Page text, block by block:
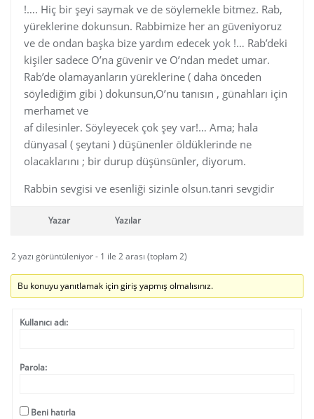
!…. Hiç bir şeyi saymak ve de söylemekle bitmez. Rab,
yüreklerine dokunsun. Rabbimize her an güveniyoruz
ve de ondan başka bize yardım edecek yok !… Rab’deki
kişiler sadece O’na güvenir ve O’ndan medet umar.
Rab’de olamayanların yüreklerine ( daha önceden
söylediğim gibi ) dokunsun,O’nu tanısın , günahları için
merhamet ve
af dilesinler. Söyleyecek çok şey var!… Ama; hala
dünyasal ( şeytani ) düşünenler öldüklerinde ne
olacaklarını ; bir durup düşünsünler, diyorum.
Rabbin sevgisi ve esenliği sizinle olsun.tanri sevgidir
Yazar Yazılar
2 yazı görüntüleniyor - 1 ile 2 arası (toplam 2)
Bu konuyu yanıtlamak için giriş yapmış olmalısınız.
Kullanıcı adı:
Parola:
Beni hatırla